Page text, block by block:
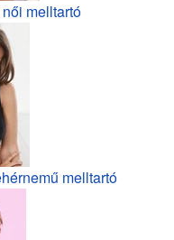
melltartó
melltartó